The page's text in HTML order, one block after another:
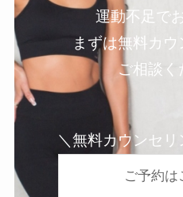
運動不足で
まずは無料カ
ご相談く
＼無料カウンセ
ご予約は